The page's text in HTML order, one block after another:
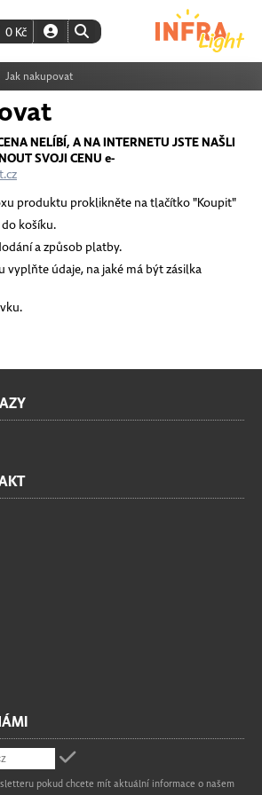
0 Kč
Jak nakupovat
NELÍBÍ, A NA INTERNETU JSTE NAŠLI
SVOJI CENU e-
produktu proklikněte na tlačítko "Koupit"
košíku.
a způsob platby.
vyplňte údaje, na jaké má být zásilka
pokud chcete mít aktuální informace o našem